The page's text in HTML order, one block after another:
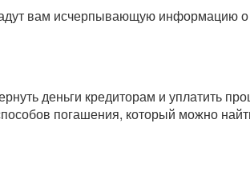
вам исчерпывающую информацию о
деньги кредиторам и уплатить
погашения, который можно